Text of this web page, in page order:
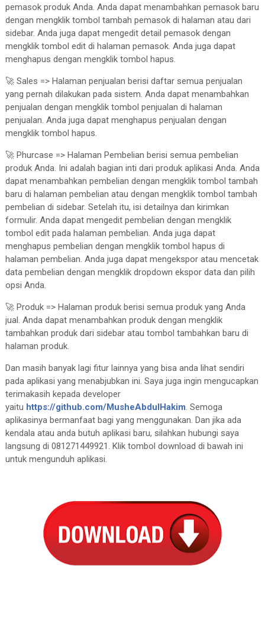
pemasok produk Anda. Anda dapat menambahkan pemasok baru
dengan mengklik tombol tambah pemasok di halaman atau dari
sidebar. Anda juga dapat mengedit detail pemasok dengan
mengklik tombol edit di halaman pemasok. Anda juga dapat
menghapus dengan mengklik tombol hapus.
🚀 Sales => Halaman penjualan berisi daftar semua penjualan
yang pernah dilakukan pada sistem. Anda dapat menambahkan
penjualan dengan mengklik tombol penjualan di halaman
penjualan. Anda juga dapat menghapus penjualan dengan
mengklik tombol hapus.
🚀 Phurcase => Halaman Pembelian berisi semua pembelian
produk Anda. Ini adalah bagian inti dari produk aplikasi Anda. Anda
dapat menambahkan pembelian dengan mengklik tombol tambah
baru di halaman pembelian atau dengan mengklik tombol tambah
pembelian di sidebar. Setelah itu, isi detailnya dan kirimkan
formulir. Anda dapat mengedit pembelian dengan mengklik
tombol edit pada halaman pembelian. Anda juga dapat
menghapus pembelian dengan mengklik tombol hapus di
halaman pembelian. Anda juga dapat mengekspor atau mencetak
data pembelian dengan mengklik dropdown ekspor data dan pilih
opsi Anda.
🚀 Produk => Halaman produk berisi semua produk yang Anda
jual. Anda dapat menambahkan produk dengan mengklik
tambahkan produk dari sidebar atau tombol tambahkan baru di
halaman produk.
Dan masih banyak lagi fitur lainnya yang bisa anda lihat sendiri
pada aplikasi yang menabjubkan ini. Saya juga ingin mengucapkan
terimakasih kepada developer
yaitu https://github.com/MusheAbdulHakim. Semoga
aplikasinya bermanfaat bagi yang menggunakan. Dan jika ada
kendala atau anda butuh aplikasi baru, silahkan hubungi saya
langsung di 081271449921. Klik tombol download di bawah ini
untuk mengunduh aplikasi.